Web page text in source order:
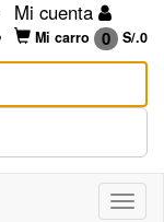
Mi cuenta
Mi carro 0 S/.0